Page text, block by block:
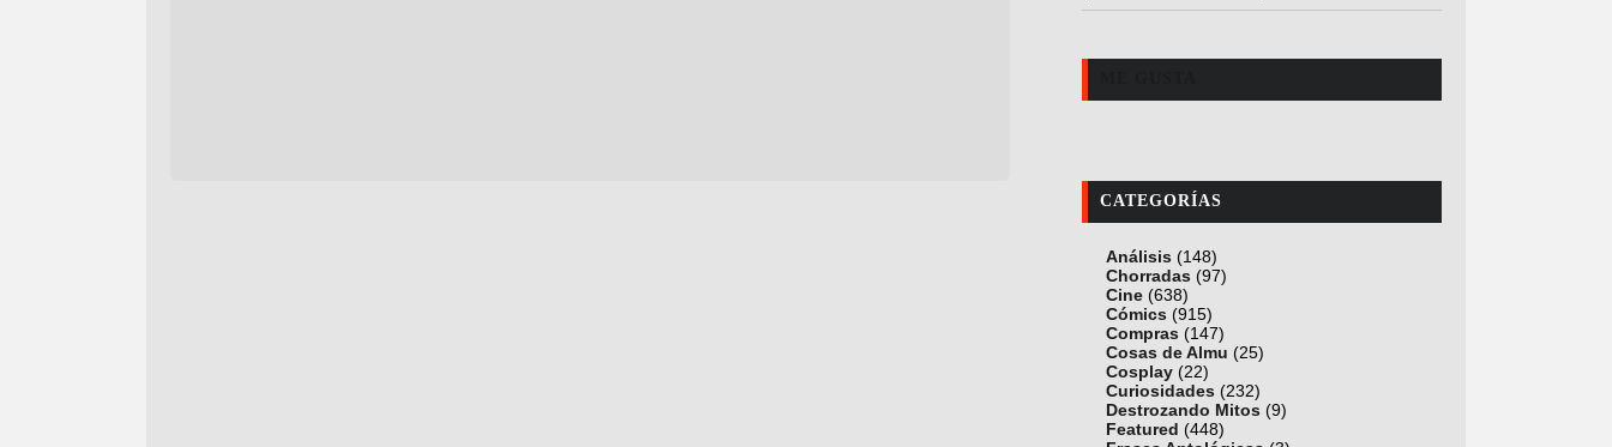
CATEGORÍAS
Análisis (148)
Chorradas (97)
Cine (638)
Cómics (915)
Compras (147)
Cosas de Almu (25)
Cosplay (22)
Curiosidades (232)
Destrozando Mitos (9)
Featured (448)